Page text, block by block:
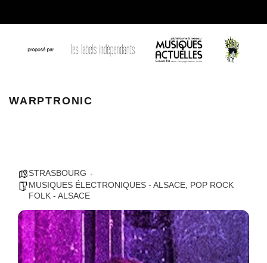
WARPTRONIC
STRASBOURG
MUSIQUES ÉLECTRONIQUES - ALSACE POP ROCK
FOLK - ALSACE